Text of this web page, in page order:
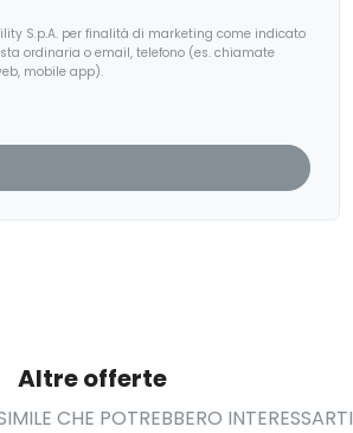
S.p.A. per finalità di marketing come indicato
ordinaria o email, telefono (es. chiamate
mobile app).
Altre offerte
CHE POTREBBERO INTERESSARTI